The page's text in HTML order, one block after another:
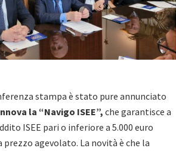
stampa è stato pure annunciato
la “Navigo ISEE”,che garantisce a
ISEE pari o inferiore a 5.000 euro
agevolato. La novità è che la